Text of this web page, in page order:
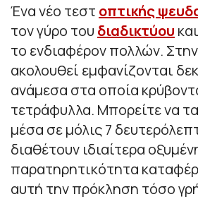
Ένα νέο τεστ οπτικής
τον γύρο του διαδικτύου
το ενδιαφέρον πολλών.
ακολουθεί εμφανίζονται
ανάμεσα στα οποία
τετράφυλλα. Μπορείτε να
μέσα σε μόλις 7
διαθέτουν ιδιαίτερα
παρατηρητικότητα
αυτή την πρόκληση τόσο